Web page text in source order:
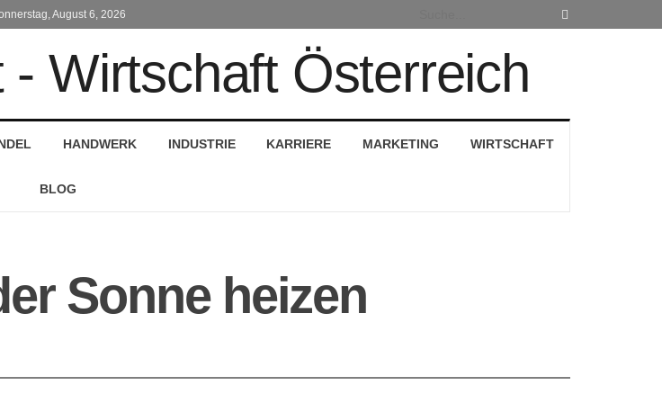
August 6, 2026
HANDWERK INDUSTRIE KARRIERE MARKETING WIRTSCHAFT
BLOG
Sonne heizen